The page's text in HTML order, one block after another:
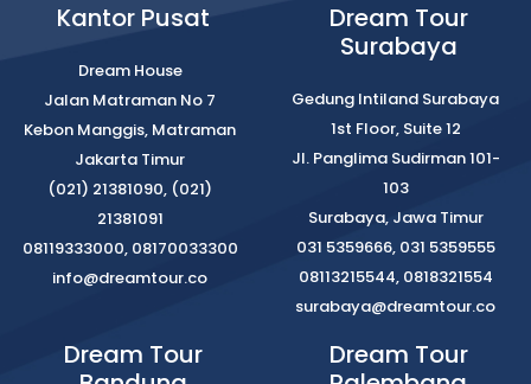
Kantor Pusat
Dream House
Jalan Matraman No 7
Kebon Manggis, Matraman
Jakarta Timur
(021) 21381090, (021)
21381091
08119333000, 08170033300
info@dreamtour.co
Dream Tour
Surabaya
Gedung Intiland Surabaya
1st Floor, Suite 12
Jl. Panglima Sudirman 101-
103
Surabaya, Jawa Timur
031 5359666, 031 5359555
08113215544, 0818321554
surabaya@dreamtour.co
Dream Tour
Dream Tour